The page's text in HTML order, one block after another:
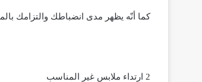
كما أنّه يظهر مدى انضباطك والتزامك
2 ارتداء ملابس غير المناسب